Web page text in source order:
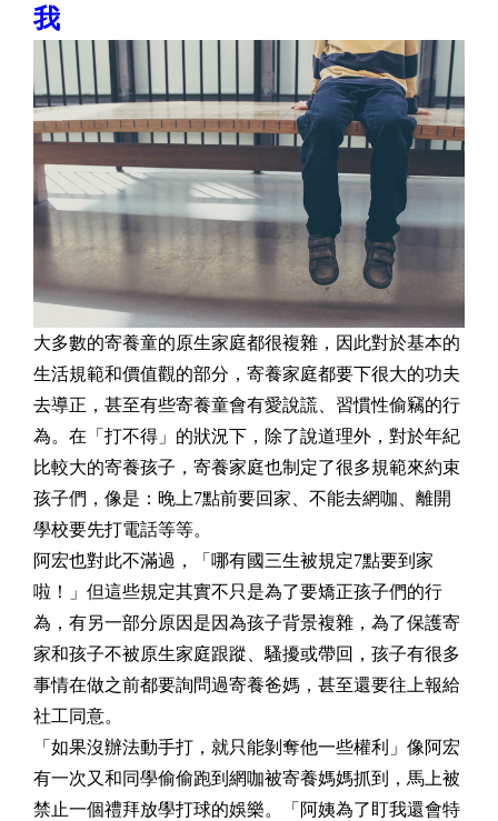
我
大多數的寄養童的原生家庭都很複雜，因此對於基本的
生活規範和價值觀的部分，寄養家庭都要下很大的功夫
去導正，甚至有些寄養童會有愛說謊、習慣性偷竊的行
為。在「打不得」的狀況下，除了說道理外，對於年紀
比較大的寄養孩子，寄養家庭也制定了很多規範來約束
孩子們，像是：晚上7點前要回家、不能去網咖、離開
學校要先打電話等等。
阿宏也對此不滿過，「哪有國三生被規定7點要到家
啦！」但這些規定其實不只是為了要矯正孩子們的行
為，有另一部分原因是因為孩子背景複雜，為了保護寄
家和孩子不被原生家庭跟蹤、騷擾或帶回，孩子有很多
事情在做之前都要詢問過寄養爸媽，甚至還要往上報給
社工同意。
「如果沒辦法動手打，就只能剝奪他一些權利」像阿宏
有一次又和同學偷偷跑到網咖被寄養媽媽抓到，馬上被
禁止一個禮拜放學打球的娛樂。「阿姨為了盯我還會特